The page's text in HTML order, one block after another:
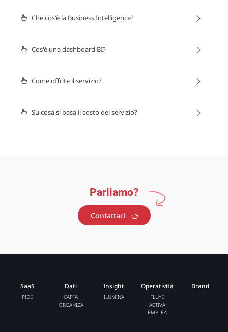
Che cos'è la Business Intelligence?
Cos'è una dashboard BI?
Come offrite il servizio?
Su cosa si basa il costo del servizio?
Parliamo?
Contattaci
SaaS
PIDE
Dati
CAPTA
ORGANIZA
Insight
ILUMINA
Operatività
FLUYE
ACTIVA
EMPLEA
Brand